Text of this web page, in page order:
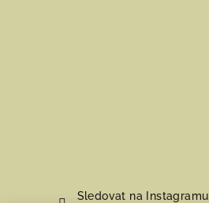
Sledovat na Instagramu